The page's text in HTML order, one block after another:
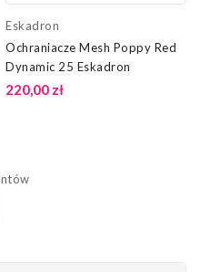
Eskadron
Ochraniacze Mesh Poppy Red
Dynamic 25 Eskadron
220,00 zł